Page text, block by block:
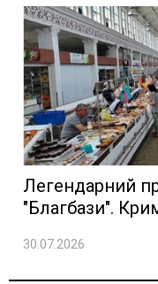
Легендарний
"Благбази".
30.07.2026